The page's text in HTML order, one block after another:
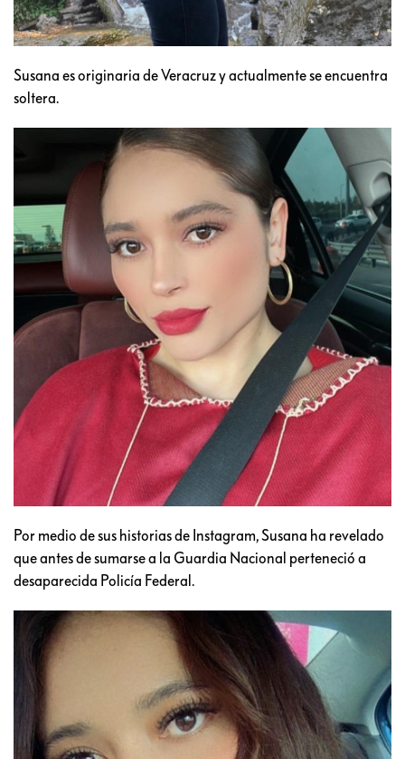
Susana es originaria de Veracruz y actualmente se encuentra
soltera.
Por medio de sus historias de Instagram, Susana ha revelado
que antes de sumarse a la Guardia Nacional perteneció a
desaparecida Policía Federal.